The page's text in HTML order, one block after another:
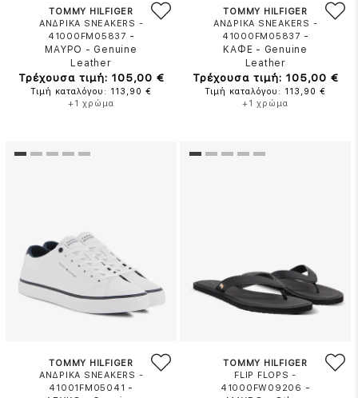
TOMMY HILFIGER
ΑΝΔΡΙΚΑ SNEAKERS -
41000FM05837 -
ΜΑΥΡΟ - Genuine
Leather
Τρέχουσα τιμή: 105,00 €
Τιμή καταλόγου: 113,90 €
+1 χρώμα
TOMMY HILFIGER
ΑΝΔΡΙΚΑ SNEAKERS -
41000FM05837 -
ΚΑΦΕ - Genuine
Leather
Τρέχουσα τιμή: 105,00 €
Τιμή καταλόγου: 113,90 €
+1 χρώμα
TOMMY HILFIGER
ΑΝΔΡΙΚΑ SNEAKERS -
41001FM05041 -
TOMMY HILFIGER
FLIP FLOPS -
41000FW09206 -